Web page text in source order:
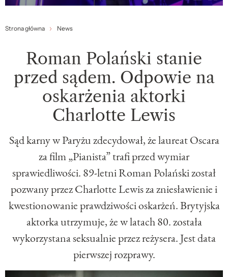
Strona główna News
Roman Polański stanie
przed sądem. Odpowie na
oskarżenia aktorki
Charlotte Lewis
Sąd karny w Paryżu zdecydował, że laureat Oscara
za film „Pianista” trafi przed wymiar
sprawiedliwości. 89-letni Roman Polański został
pozwany przez Charlotte Lewis za zniesławienie i
kwestionowanie prawdziwości oskarżeń. Brytyjska
aktorka utrzymuje, że w latach 80. została
wykorzystana seksualnie przez reżysera. Jest data
pierwszej rozprawy.